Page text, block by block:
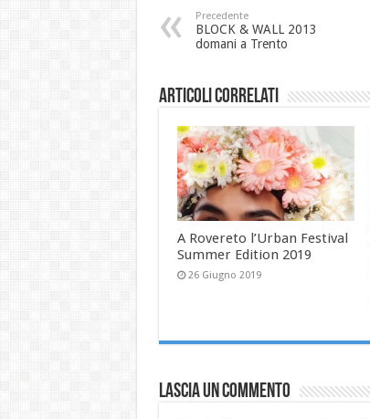
Precedente
BLOCK & WALL 2013
domani a Trento
Articoli correlati
A Rovereto l’Urban Festival
Summer Edition 2019
26 Giugno 2019
Lascia un commento